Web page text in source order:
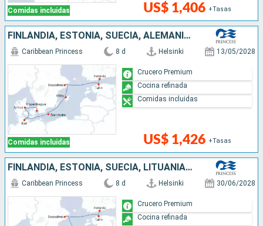
Comidas incluidas US$ 1,406 +Tasas
FINLANDIA, ESTONIA, SUECIA, ALEMANIA, DINAMARCA
Comidas incluidas
Caribbean Princess 8 d Helsinki 13/05/2028
US$ 1,426 +Tasas
Crucero Premium
Cocina refinada
Comidas incluidas
FINLANDIA, ESTONIA, SUECIA, LITUANIA, ALEMANIA, DINAMARCA
Caribbean Princess 8 d Helsinki 30/06/2028
Crucero Premium
Cocina refinada